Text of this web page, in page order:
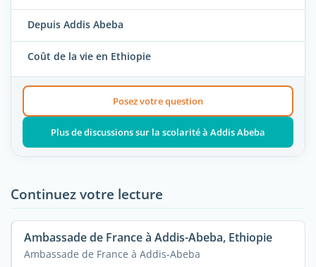
Depuis Addis Abeba
Coût de la vie en Ethiopie
Posez votre question
Plus de discussions sur la scolarité à Addis Abeba
Continuez votre lecture
Ambassade de France à Addis-Abeba, Ethiopie
Ambassade de France à Addis-Abeba